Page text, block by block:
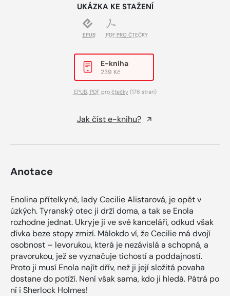
UKÁZKA KE STAŽENÍ
EPUB PDF PRO ČTEČKY
E-kniha
239 Kč
EPUB, PDF pro čtečky(176 stran)
Jak číst e-knihu?
Anotace
Enolina přítelkyně, lady Cecilie Alistarová, je opět v
úzkých. Tyranský otec ji drží doma, a tak se Enola
rozhodne jednat. Ukryje ji ve své kanceláři, odkud však
dívka beze stopy zmizí. Málokdo ví, že Cecilie má dvojí
osobnost – levorukou, která je nezávislá a schopná, a
pravorukou, jež se vyznačuje tichostí a poddajností.
Proto ji musí Enola najít dřív, než ji její složitá povaha
dostane do potíží. Není však sama, kdo ji hledá. Pátrá po
ní i Sherlock Holmes!